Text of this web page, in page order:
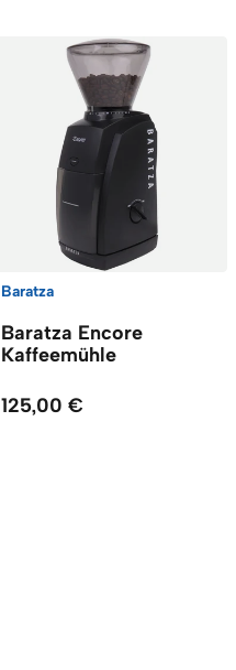
Baratza
Baratza Encore
Kaffeemühle
125,00 €